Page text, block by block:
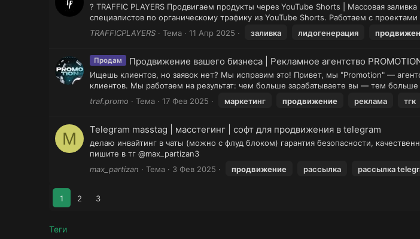
? TRAFFIC PLAYERS Продвигаем продукты через YouTube Shorts | Массовая
специалистов по органическому трафику из YouTube Shorts. Работаем с
TRAFFICPLAYERS
Тема 11 Апр 2025 заливка лидогенерация
Продам Продвижение вашего бизнеса | Рекламное агентство
Ищешь клиентов, но заявок нет? Мы исправим это! Привет, мы "Promotion" —
клиентов. Мы работаем на результат: чем больше зарабатываете вы — тем
traf.promo
Тема 17 Фев 2025 маркетинг продвижение реклама тгк
M Telegram masstag | масстегинг | софт для продвижения в telegram
делаю инвайтинг в чаты (можно с флуд блоком) гарантия безопасности,
пишите в тг @max_partizan3
max_partizan
Тема 3 Фев 2025 продвижение рассылка рассылка
1 2 3
Теги